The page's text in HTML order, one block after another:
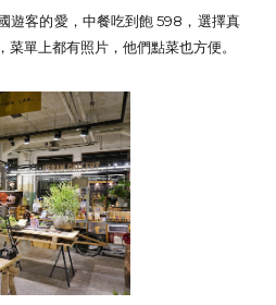
遊客的愛，中餐吃到飽 598，選擇真
單上都有照片，他們點菜也方便。